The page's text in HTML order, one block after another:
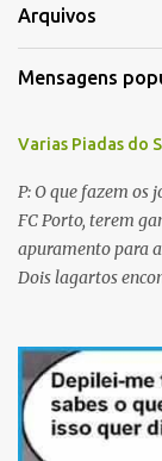
r
i
o
Arquivos
Mensagens
Varias Piadas do
P: O que fazem os
FC Porto, terem
apuramento para
Dois lagartos
com as caras dos
Porquê?
deviam cuspir! P:
metade do